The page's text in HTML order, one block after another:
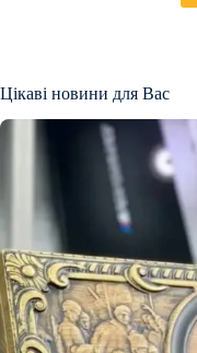
Цікаві новини для Вас